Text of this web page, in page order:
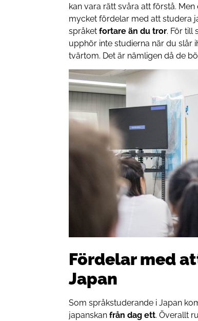
kan vara rätt svåra att förstå.
mycket fördelar med att studera
språketfortare än du tror. För till
upphör inte studierna när du slår
tvärtom. Det är nämligen då de
Fördelar med
Japan
Som språkstuderande i Japan
japanskanfrån dag ett. Överallt